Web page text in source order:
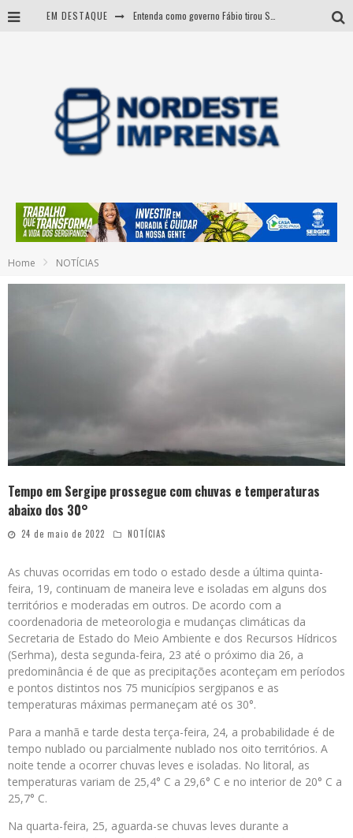
EM DESTAQUE
Sergipe: operação mira grupo suspeito de comandar crimes de dentro de presídio
Home NOTÍCIAS
Tempo em Sergipe prossegue com chuvas e temperaturas
abaixo dos 30°
24 de maio de 2022 NOTÍCIAS
As chuvas ocorridas em todo o estado desde a última quinta-
feira, 19, continuam de maneira leve e isoladas em alguns dos
territórios e moderadas em outros. De acordo com a
coordenadoria de meteorologia e mudanças climáticas da
Secretaria de Estado do Meio Ambiente e dos Recursos Hídricos
(Serhma), desta segunda-feira, 23 até o próximo dia 26, a
predominância é de que as precipitações aconteçam em períodos
e pontos distintos nos 75 municípios sergipanos e as
temperaturas máximas permaneçam até os 30°.
Para a manhã e tarde desta terça-feira, 24, a probabilidade é de
tempo nublado ou parcialmente nublado nos oito territórios. A
noite tende a ocorrer chuvas leves e isoladas. No litoral, as
temperaturas variam de 25,4° C a 29,6° C e no interior de 20° C a
25,7° C.
Na quarta-feira, 25, aguarda-se chuvas leves durante a